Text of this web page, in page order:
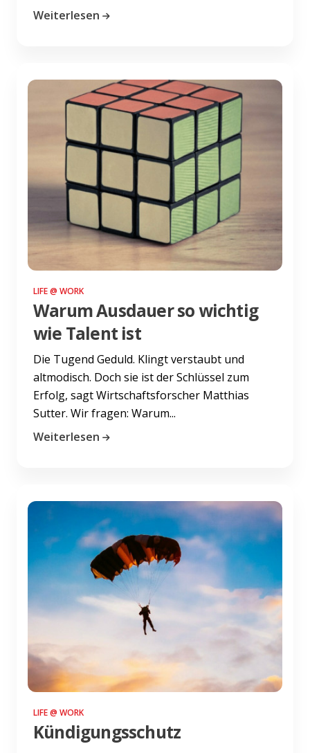
Weiterlesen
LIFE @ WORK
Warum Ausdauer so wichtig
wie Talent ist
Die Tugend Geduld. Klingt verstaubt und
altmodisch. Doch sie ist der Schlüssel zum
Erfolg, sagt Wirtschaftsforscher Matthias
Sutter. Wir fragen: Warum...
Weiterlesen
LIFE @ WORK
Kündigungsschutz